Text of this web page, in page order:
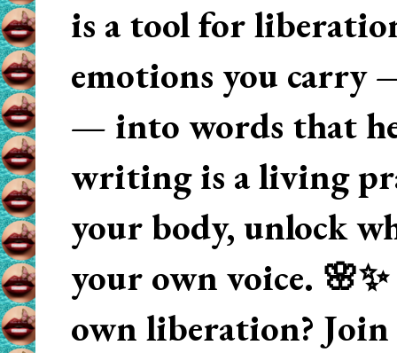
is a tool for
emotions you carry
— into words that
writing is a living
your body, unlock
your own voice.
own liberation? Join